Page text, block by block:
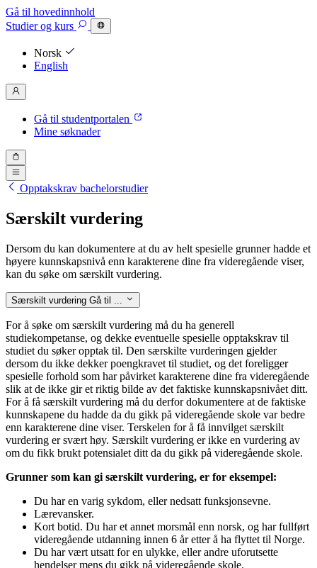
Gå til hovedinnhold
Studierog kurs
Norsk
English
Gå til studentportalen
Mine søknader
Opptakskrav bachelorstudier
Særskilt vurdering
Dersom du kan dokumentere at du av helt spesielle grunner hadde et
høyere kunnskapsnivå enn karakterene dine fra videregående viser,
kan du søke om særskilt vurdering.
Særskilt vurdering Gå til ...
For å søke om særskilt vurdering må du ha generell
studiekompetanse, og dekke eventuelle spesielle opptakskrav til
studiet du søker opptak til. Den særskilte vurderingen gjelder
dersom du ikke dekker poengkravet til studiet, og det foreligger
spesielle forhold som har påvirket karakterene dine fra videregående
slik at de ikke gir et riktig bilde av det faktiske kunnskapsnivået ditt.
For å få særskilt vurdering må du derfor dokumentere at de faktiske
kunnskapene du hadde da du gikk på videregående skole var bedre
enn karakterene dine viser. Terskelen for å få innvilget særskilt
vurdering er svært høy. Særskilt vurdering er ikke en vurdering av
om du fikk brukt potensialet ditt da du gikk på videregående skole.
Grunner som kan gi særskilt vurdering, er for eksempel:
Du har en varig sykdom, eller nedsatt funksjonsevne.
Lærevansker.
Kort botid. Du har et annet morsmål enn norsk, og har fullført
videregående utdanning innen 6 år etter å ha flyttet til Norge.
Du har vært utsatt for en ulykke, eller andre uforutsette
hendelser mens du gikk på videregående skole.